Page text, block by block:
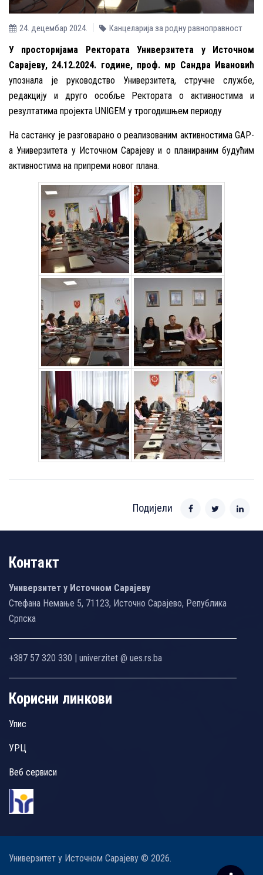
24. децембар 2024. Канцеларија за родну равноправност
У просторијама Ректората Универзитета у Источном
Сарајеву, 24.12.2024. године, проф. мр Сандра Ивановић
упознала је руководство Универзитета, стручне службе,
редакцију и друго особље Ректората о активностима и
резултатима пројекта UNIGEM у трогодишњем периоду
На састанку је разговарано о реализованим активностима GAP-
a Универзитета у Источном Сарајеву и о планираним будућим
активностима на припреми новог плана.
Подијели
Контакт
Универзитет у Источном Сарајеву
Стефана Немање 5, 71123, Источно Сарајево, Република
Српска
+387 57 320 330 | univerzitet @ ues.rs.ba
Корисни линкови
Упис
УРЦ
Веб сервиси
Универзитет у Источном Сарајеву © 2026.